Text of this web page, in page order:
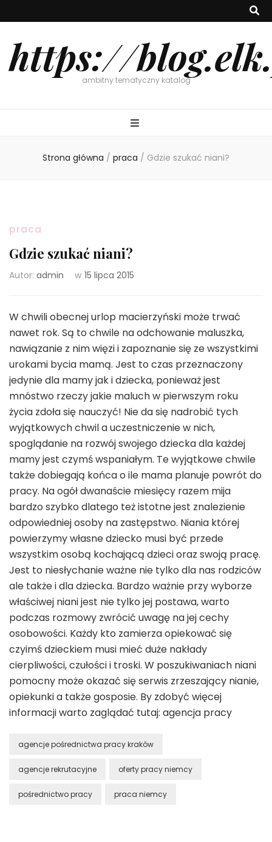
https://ambitny tematyczny katalog
Strona główna / praca / Gdzie szukać niani?
praca
Gdzie szukać niani?
Autor: admin w 15 lipca 2015
W chwili obecnej urlop macierzyński może trwać
nawet rok. Są to chwile na odchowanie maluszka,
nawiązanie z nim więzi i zapoznanie się ze wszystkimi
urokami bycia mamą. Jest to czas przeznaczony
jedynie dla mamy jak i dziecka, ponieważ jest
mnóstwo rzeczy jakie maluch w pierwszym roku
życia zdoła się nauczyć! Nie da się nadrobić tych
wyjątkowych chwil a uczestniczenie w nich,
spoglądanie na rozwój swojego dziecka dla każdej
mamy jest czymś wspaniałym. Te wyjątkowe chwile
także dobiegają końca o ile mama planuje powrót do
pracy. Na ogół dwanaście miesięcy razem mija
bardzo szybko dlatego też istotne jest znalezienie
odpowiedniej osoby na zastępstwo. Niania której
powierzymy własne dziecko musi być przede
wszystkim osobą kochającą dzieci oraz swoją pracę.
Jest to niesłychanie ważne nie tylko dla nas rodziców
ale także i dla dziecka. Bardzo ważnie przy wyborze
właściwej niani jest nie tylko jej postawa, warto
podczas rozmowy zwrócić uwagę na jej cechy
osobowości. Każdy kto zamierza opiekować się
czyimś dzieckiem musi mieć duże nakłady
cierpliwości, czułości i troski. W poszukiwaniach niani
pomocny może okazać się serwis zrzeszający nianie,
opiekunki a także gosposie. By zdobyć więcej
informacji warto zaglądać tutaj: agencja pracy
agencje pośrednictwa pracy kraków
agencje rekrutacyjne oferty pracy niemcy
pośrednictwo pracy praca niemcy